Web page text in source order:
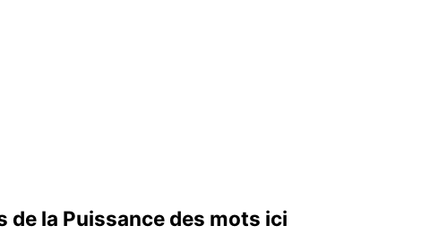
de la Puissance des mots ici